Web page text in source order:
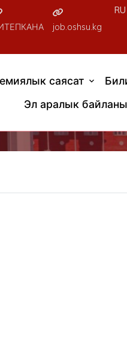
job.oshsu.kg
RU
саясат
Эл аралык